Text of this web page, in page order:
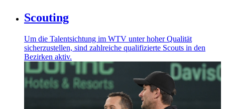
Scouting
Um die Talentsichtung im WTV unter hoher Qualität
sicherzustellen, sind zahlreiche qualifizierte Scouts in den
Bezirken aktiv.